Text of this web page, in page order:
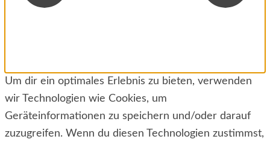
Um dir ein optimales Erlebnis zu bieten, verwenden
wir Technologien wie Cookies, um
Geräteinformationen zu speichern und/oder darauf
zuzugreifen. Wenn du diesen Technologien zustimmst,